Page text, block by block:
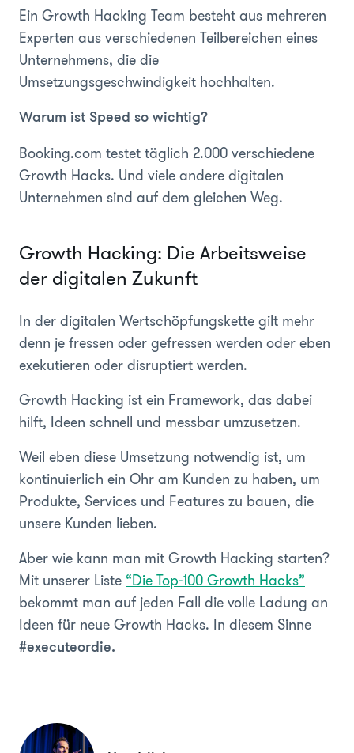
Ein Growth Hacking Team besteht aus mehreren
Experten aus verschiedenen Teilbereichen eines
Unternehmens, die die
Umsetzungsgeschwindigkeit hochhalten.
Warum ist Speed so wichtig?
Booking.com testet täglich 2.000 verschiedene
Growth Hacks. Und viele andere digitalen
Unternehmen sind auf dem gleichen Weg.
Growth Hacking: Die Arbeitsweise
der digitalen Zukunft
In der digitalen Wertschöpfungskette gilt mehr
denn je fressen oder gefressen werden oder eben
exekutieren oder disruptiert werden.
Growth Hacking ist ein Framework, das dabei
hilft, Ideen schnell und messbar umzusetzen.
Weil eben diese Umsetzung notwendig ist, um
kontinuierlich ein Ohr am Kunden zu haben, um
Produkte, Services und Features zu bauen, die
unsere Kunden lieben.
Aber wie kann man mit Growth Hacking starten?
Mit unserer Liste “Die Top-100 Growth Hacks”
bekommt man auf jeden Fall die volle Ladung an
Ideen für neue Growth Hacks. In diesem Sinne
#executeordie.